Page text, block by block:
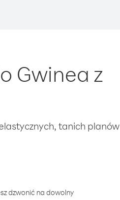
Gwinea z
tanich planów
dzwonić na dowolny